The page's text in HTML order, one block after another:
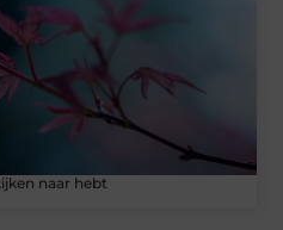
naar hebt